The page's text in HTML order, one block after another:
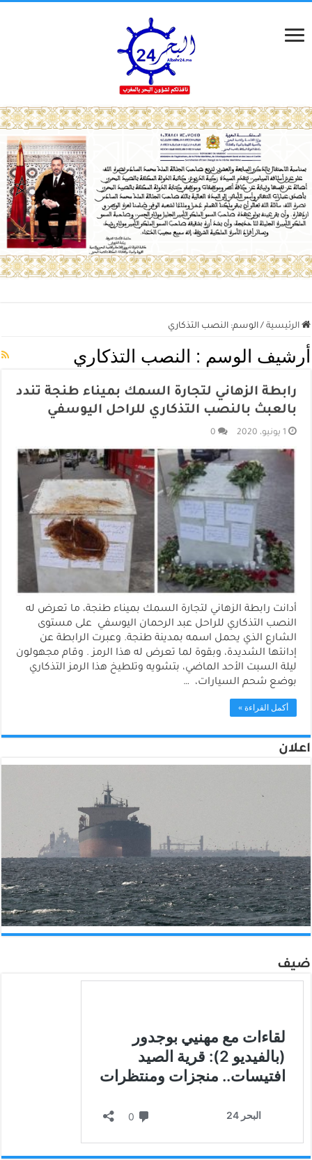
الرئيسية / الوسم:النصب التذكاري
أرشيف الوسم : النصب التذكاري
رابطة الزهاني لتجارة السمك بميناء طنجة تندد
بالعبث بالنصب التذكاري للراحل اليوسفي
1 يونيو، 2020 0
أدانت رابطة الزهاني لتجارة السمك بميناء طنجة، ما تعرض له
النصب التذكاري للراحل عبد الرحمان اليوسفي على مستوى
الشارع الذي يحمل اسمه بمدينة طنجة. وعبرت الرابطة عن
إدانتها الشديدة، وبقوة لما تعرض له هذا الرمز . وقام مجهولون
ليلة السبت الأحد الماضي، بتشويه وتلطيخ هذا الرمز التذكاري
بوضع شحم السيارات، …
أكمل القراءة »
اعلان
ضيف